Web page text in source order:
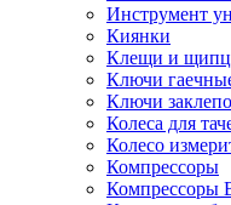
Инструмент
Киянки
Клещи и
Ключи
Ключи
Колеса для
Колесо
Компрессоры
Компрессоры